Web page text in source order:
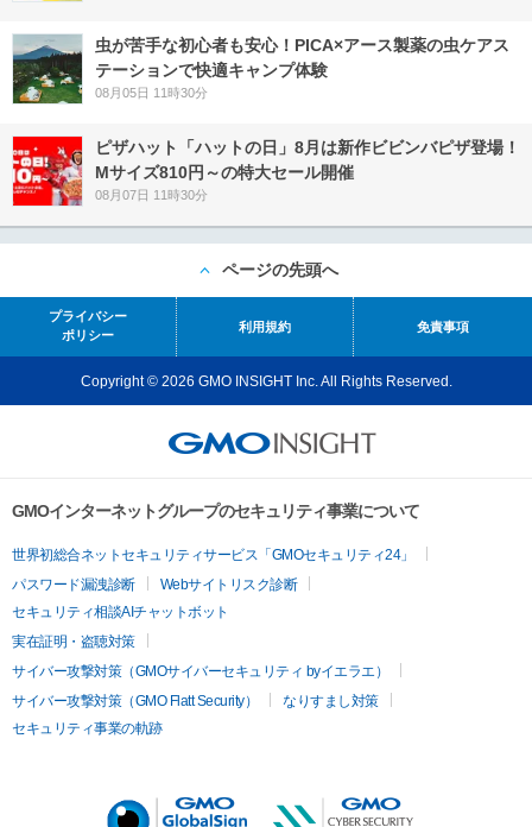
虫が苦手な初心者も安心！PICA×アース製薬の虫ケアス
テーションで快適キャンプ体験
08月05日 11時30分
ピザハット「ハットの日」8月は新作ビビンバピザ登場！
Mサイズ810円～の特大セール開催
08月07日 11時30分
ページの先頭へ
プライバシー
ポリシー
利用規約 免責事項
Copyright © 2026 GMO INSIGHT Inc. All Rights Reserved.
GMOインターネットグループのセキュリティ事業について
世界初総合ネットセキュリティサービス「GMOセキュリティ24」
パスワード漏洩診断
Webサイトリスク診断
セキュリティ相談AIチャットボット
実在証明・盗聴対策
サイバー攻撃対策（GMOサイバーセキュリティ byイエラエ）
サイバー攻撃対策（GMO Flatt Security）
なりすまし対策
セキュリティ事業の軌跡